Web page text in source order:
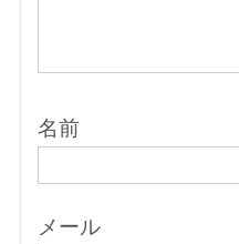
名前
メール